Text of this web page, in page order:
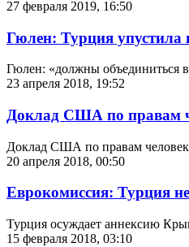
27 февраля 2019, 16:50
Гюлен: Турция упустила
Гюлен: «должны объединиться
23 апреля 2018, 19:52
Доклад США по правам
Доклад США по правам
20 апреля 2018, 00:50
Еврокомиссия: Турция
Турция осуждает аннексию
15 февраля 2018, 03:10